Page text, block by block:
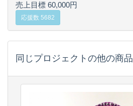
売上目標 60,000円
応援数 5682
同じプロジェクトの他の商品